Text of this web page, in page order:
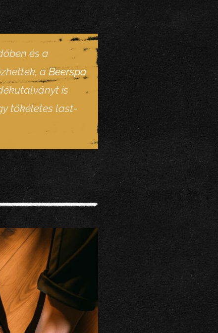
és a
aBeerspa
is
tökéletes last-